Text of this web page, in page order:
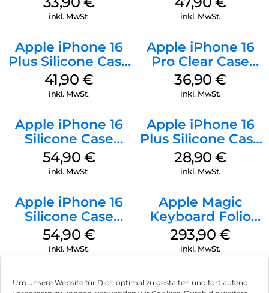
Um unsere Website für Dich optimal zu gestalten und fortlaufend
Mobile
inkl. MwSt.
Black
inkl. MwSt.
Apple iPhone 16
Plus Silicone Case
MagSafe Stone
Gray
41,90 €
inkl. MwSt.
Apple iPhone 16
Pro Clear Case
MagSafe
Transparent
36,90€
inkl. MwSt.
Apple iPhone 16
Silicone Case
MagSafe Lake
Green
54,90 €
inkl. MwSt.
Apple iPhone 16
Plus Silicone Case
MagSafe Black
28,90€
inkl. MwSt.
Apple iPhone 16
Silicone Case
MagSafe Black
54,90 €
inkl. MwSt.
Apple Magic
Keyboard Folio
iPad 10.9″ (10.Gen.)
Weiß
293,90€
inkl. MwSt.